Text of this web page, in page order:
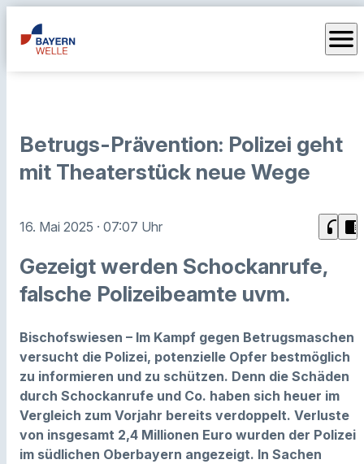
menu
Betrugs-Prävention: Polizei geht
mit Theaterstück neue Wege
16. Mai 2025 · 07:07 Uhr headphones chrome_reader_mode
Gezeigt werden Schockanrufe,
falsche Polizeibeamte uvm.
Bischofswiesen – Im Kampf gegen Betrugsmaschen
versucht die Polizei, potenzielle Opfer bestmöglich
zu informieren und zu schützen. Denn die Schäden
durch Schockanrufe und Co. haben sich heuer im
Vergleich zum Vorjahr bereits verdoppelt. Verluste
von insgesamt 2,4 Millionen Euro wurden der Polizei
im südlichen Oberbayern angezeigt. In Sachen